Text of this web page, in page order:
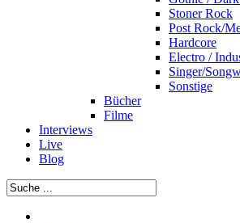
Stoner Rock
Post Rock/
Hardcore
Electro /
Singer/
Sonstige
Bücher
Filme
Interviews
Live
Blog